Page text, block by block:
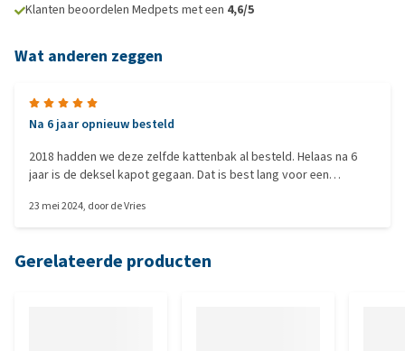
Klanten beoordelen Medpets met een 4,6/5
Wat anderen zeggen
Na 6 jaar opnieuw besteld
2018 hadden we deze zelfde kattenbak al besteld. Helaas na 6
jaar is de deksel kapot gegaan. Dat is best lang voor een
weer op de Moderna Concept uit gekomen. Deze kattenbak
Het scheppen via de bovenkant maakt het een hele fijne
23 mei 2024, doorde Vries
Gerelateerde producten